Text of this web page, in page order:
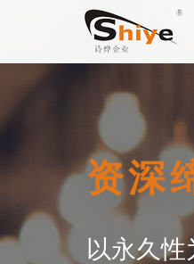
资深
以永久